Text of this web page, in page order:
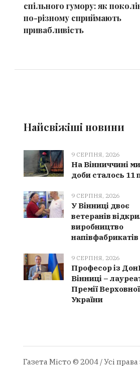
спільного гумору: як
по-різному сприймають
привабливість
Найсвіжіші новини
9 СЕРПНЯ, 2026
На Вінниччині
доби сталось
9 СЕРПНЯ, 2026
У Вінниці двоє
ветеранів
виробництво
напівфабрикатів
9 СЕРПНЯ, 2026
Професор із
Вінниці –
Премії
України
Газета Місто © 2004 / Усі